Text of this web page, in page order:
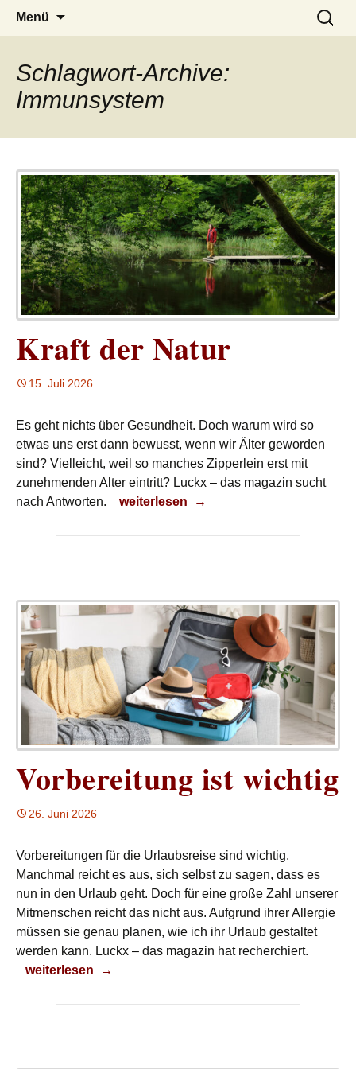
LUCKX
– das Magazin
Menü
Suchen
nach:
Schlagwort-Archive:
Immunsystem
Kraft der Natur
15. Juli 2026
Es geht nichts über Gesundheit. Doch warum wird so
etwas uns erst dann bewusst, wenn wir Älter geworden
sind? Vielleicht, weil so manches Zipperlein erst mit
zunehmenden Alter eintritt? Luckx – das magazin sucht
nach Antworten.
Kraft der Natur
weiterlesen →
Vorbereitung ist wichtig
26. Juni 2026
Vorbereitungen für die Urlaubsreise sind wichtig.
Manchmal reicht es aus, sich selbst zu sagen, dass es
nun in den Urlaub geht. Doch für eine große Zahl unserer
Mitmenschen reicht das nicht aus. Aufgrund ihrer Allergie
müssen sie genau planen, wie ich ihr Urlaub gestaltet
werden kann. Luckx – das magazin hat recherchiert.
Vorbereitung ist wichtig
weiterlesen →